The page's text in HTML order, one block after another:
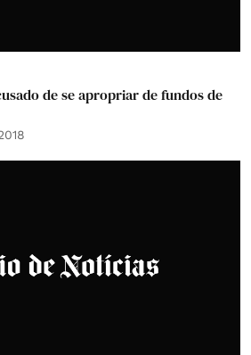
de se apropriar de fundos de